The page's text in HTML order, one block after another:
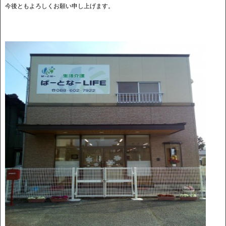
今後ともよろしくお願い申し上げます。